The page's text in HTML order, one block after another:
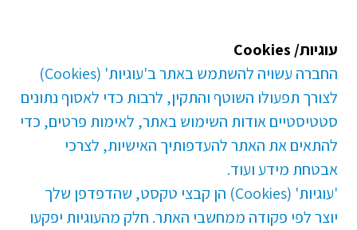
עוגיות/ Cookies
החברה עשויה להשתמש באתר ב'עוגיות' (Cookies)
לצורך תפעולו השוטף והתקין, לרבות כדי לאסוף נתונים
סטטיסטיים אודות השימוש באתר, לאימות פרטים, כדי
להתאים את האתר להעדפותיך האישיות, לצרכי
אבטחת מידע ועוד.
'עוגיות' (Cookies) הן קבצי טקסט, שהדפדפן שלך
יוצר לפי פקודה ממחשבי האתר. חלק מהעוגיות יפקעו